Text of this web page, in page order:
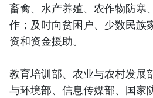
畜禽、水产养殖、农作物防寒
作；及时向贫困户、少数民族
资和资金援助。
教育培训部、农业与农村发展
与环境部、信息传媒部、国家